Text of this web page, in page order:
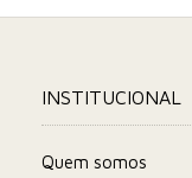
INSTITUCIONAL
Quem somos